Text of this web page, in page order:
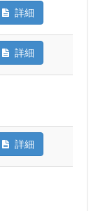
詳細
詳細
詳細